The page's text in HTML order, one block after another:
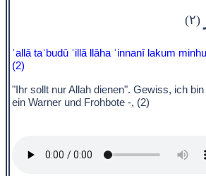
(٢)
ʾallā taʿbudū ʾillă llāha ʾinnanī lakum
(2)
"Ihr sollt nur Allah dienen". Gewiss, ich
ein Warner und Frohbote -, (2)